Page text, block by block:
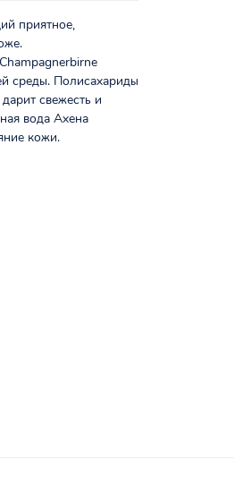
приятное,
среды. Полисахариды
свежесть и
вода Ахена
кожи.